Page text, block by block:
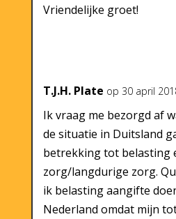
Vriendelijke groet!
T.J.H. Plate op 30 april
Ik vraag me bezorgd af
de situatie in Duitsland
betrekking tot belasting
zorg/langdurige zorg.
ik belasting aangifte
Nederland omdat mijn